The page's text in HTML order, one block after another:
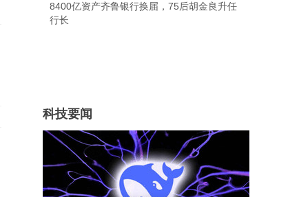
8400亿资产齐鲁银行换届，75后胡金良升任
行长
科技要闻